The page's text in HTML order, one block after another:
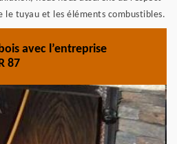
le tuyau et les éléments combustibles.
avec l’entreprise
87